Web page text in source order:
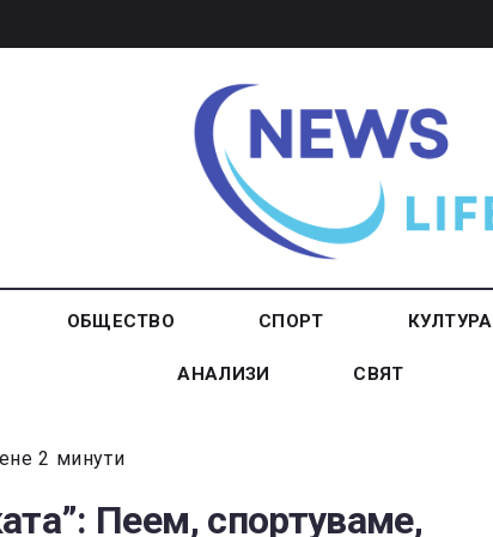
ОБЩЕСТВО СПОРТ КУЛТУРА
АНАЛИЗИ СВЯТ
2 минути
Пеем, спортуваме,